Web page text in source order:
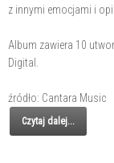
z innymi emocjami i
Album zawiera 10
Digital.
źródło: Cantara Music
Czytaj dalej...